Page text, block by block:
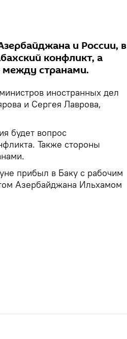
и России, в
конфликт, а
между странами.
иностранных дел
и Сергея Лаврова,
будет вопрос
Также стороны
прибыл в Баку с рабочим
Азербайджана Ильхамом